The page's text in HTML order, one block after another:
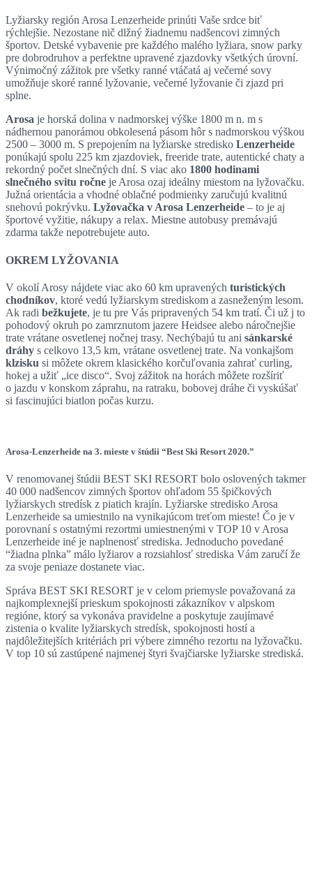
Lyžiarsky región Arosa Lenzerheide prinúti Vaše srdce biť
rýchlejšie. Nezostane nič dlžný žiadnemu nadšencovi zimných
športov. Detské vybavenie pre každého malého lyžiara, snow parky
pre dobrodruhov a perfektne upravené zjazdovky všetkých úrovní.
Výnimočný zážitok pre všetky ranné vtáčatá aj večerné sovy
umožňuje skoré ranné lyžovanie, večerné lyžovanie či zjazd pri
splne.
Arosa je horská dolina v nadmorskej výške 1800 m n. m s
nádhernou panorámou obkolesená pásom hôr s nadmorskou výškou
2500 – 3000 m. S prepojením na lyžiarske stredisko Lenzerheide
ponúkajú spolu 225 km zjazdoviek, freeride trate, autentické chaty a
rekordný počet slnečných dní. S viac ako 1800 hodinami
slnečného svitu ročne je Arosa ozaj ideálny miestom na lyžovačku.
Južná orientácia a vhodné oblačné podmienky zaručujú kvalitnú
snehovú pokrývku. Lyžovačka v Arosa Lenzerheide – to je aj
športové vyžitie, nákupy a relax. Miestne autobusy premávajú
zdarma takže nepotrebujete auto.
OKREM LYŽOVANIA
V okolí Arosy nájdete viac ako 60 km upravených turistických
chodníkov, ktoré vedú lyžiarskym strediskom a zasneženým lesom.
Ak radi bežkujete, je tu pre Vás pripravených 54 km tratí. Či už j to
pohodový okruh po zamrznutom jazere Heidsee alebo náročnejšie
trate vrátane osvetlenej nočnej trasy. Nechýbajú tu ani sánkarské
dráhy s celkovo 13,5 km, vrátane osvetlenej trate. Na vonkajšom
klzisku si môžete okrem klasického korčuľovania zahrať curling,
hokej a užiť „ice disco“. Svoj zážitok na horách môžete rozšíriť
o jazdu v konskom záprahu, na ratraku, bobovej dráhe či vyskúšať
si fascinujúci biatlon počas kurzu.
Arosa-Lenzerheide na 3. mieste v štúdii “Best Ski Resort 2020.”
V renomovanej štúdii BEST SKI RESORT bolo oslovených takmer
40 000 nadšencov zimných športov ohľadom 55 špičkových
lyžiarskych stredísk z piatich krajín. Lyžiarske stredisko Arosa
Lenzerheide sa umiestnilo na vynikajúcom treťom mieste! Čo je v
porovnaní s ostatnými rezortmi umiestnenými v TOP 10 v Arosa
Lenzerheide iné je naplnenosť strediska. Jednoducho povedané
“žiadna plnka” málo lyžiarov a rozsiahlosť strediska Vám zaručí že
za svoje peniaze dostanete viac.
Správa BEST SKI RESORT je v celom priemysle považovaná za
najkomplexnejší prieskum spokojnosti zákazníkov v alpskom
regióne, ktorý sa vykonáva pravidelne a poskytuje zaujímavé
zistenia o kvalite lyžiarskych stredísk, spokojnosti hostí a
najdôležitejších kritériách pri výbere zimného rezortu na lyžovačku.
V top 10 sú zastúpené najmenej štyri švajčiarske lyžiarske strediská.